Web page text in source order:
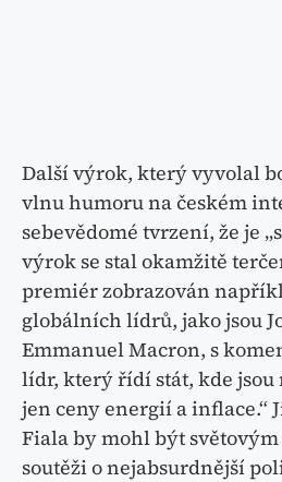
Další výrok, který vyvolal
vlnu humoru na českém
sebevědomé tvrzení, že je
výrok se stal okamžitě
premiér zobrazován
globálních lídrů, jako jsou
Emmanuel Macron, s
lídr, který řídí stát, kde jsou
jen ceny energií a inflace.“
Fiala by mohl být
soutěži o nejabsurdnější